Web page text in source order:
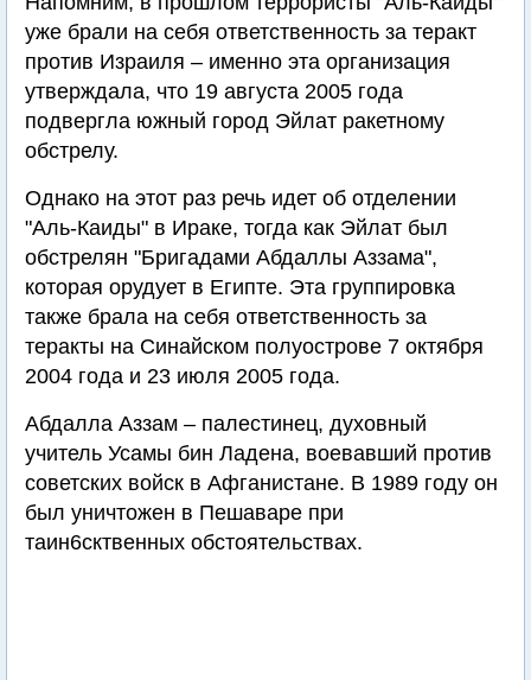
уже брали на себя ответственность за теракт
против Израиля – именно эта организация
утверждала, что 19 августа 2005 года
подвергла южный город Эйлат ракетному
обстрелу.
Однако на этот раз речь идет об отделении
"Аль-Каиды" в Ираке, тогда как Эйлат был
обстрелян "Бригадами Абдаллы Аззама",
которая орудует в Египте. Эта группировка
также брала на себя ответственность за
теракты на Синайском полуострове 7 октября
2004 года и 23 июля 2005 года.
Абдалла Аззам – палестинец, духовный
учитель Усамы бин Ладена, воевавший против
советских войск в Афганистане. В 1989 году он
был уничтожен в Пешаваре при
таин6сктвенных обстоятельствах.